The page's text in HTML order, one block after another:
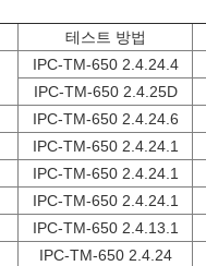
테스트 방법
IPC-TM-650 2.4.24.4
IPC-TM-650 2.4.25D
IPC-TM-650 2.4.24.6
IPC-TM-650 2.4.24.1
IPC-TM-650 2.4.24.1
IPC-TM-650 2.4.24.1
IPC-TM-650 2.4.13.1
IPC-TM-650 2.4.24